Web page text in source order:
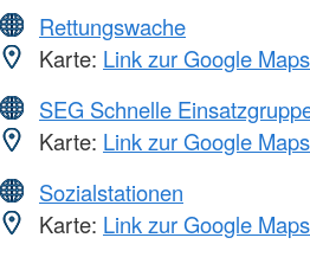
Rettungswache
Karte: Link zur Google
SEG Schnelle
Karte: Link zur Google
Sozialstationen
Karte: Link zur Google